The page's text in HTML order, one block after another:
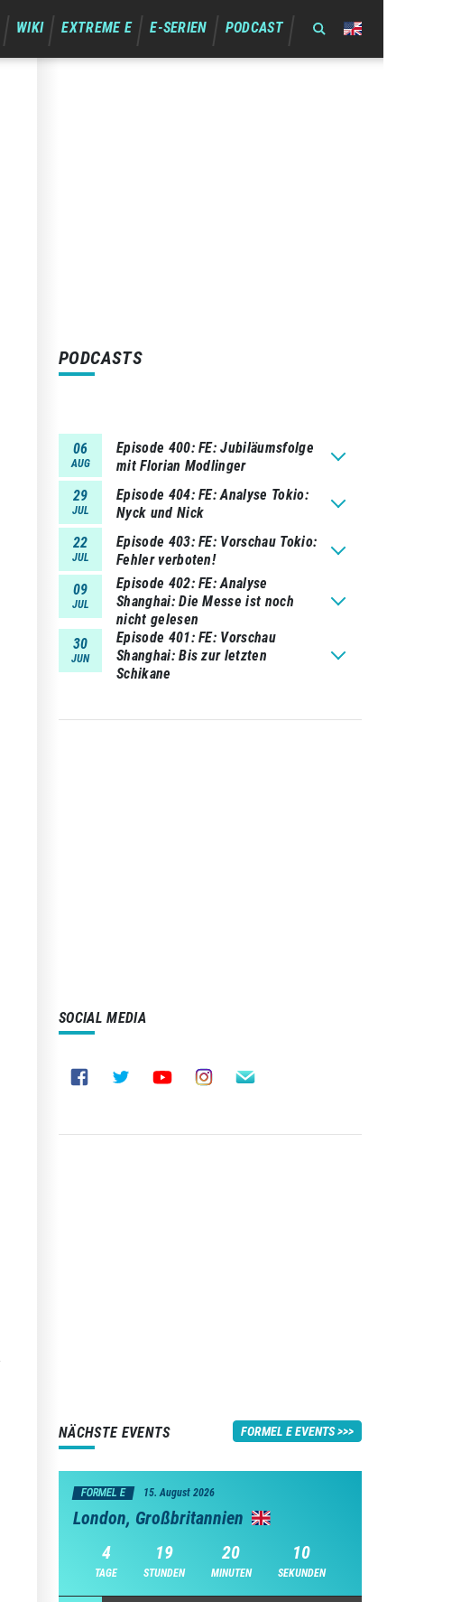
WIKI EXTREME E E-SERIEN PODCAST
PODCASTS
06
AUG
Episode 400 FE: Jubiläumsfolge
mit Florian Modlinger
29
JUL
Episode 404 FE: Analyse Tokio:
Nyck und Nick
22
JUL
Episode 403 FE: Vorschau Tokio:
Fehler verboten!
09
JUL
Episode 402 FE: Analyse
Shanghai: Die Messe ist noch
nicht gelesen
30
JUN
Episode 401 FE: Vorschau
Shanghai: Bis zur letzten
Schikane
SOCIAL MEDIA
NÄCHSTE EVENTS FORMEL E EVENTS
FORMEL E 15. August 2026
London, Großbritannien
4
TAGE
19
STUNDEN
20
MINUTEN
9
SEKUNDEN